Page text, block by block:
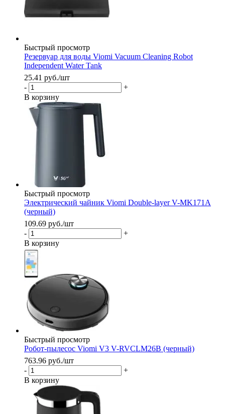
Быстрый просмотр
Резервуар для воды Viomi Vacuum Cleaning Robot
Independent Water Tank
25.41 руб./шт
-
+
В корзину
Быстрый просмотр
Электрический чайник Viomi Double-layer V-MK171A
(черный)
109.69 руб./шт
-
+
В корзину
Быстрый просмотр
Робот-пылесос Viomi V3 V-RVCLM26B (черный)
763.96 руб./шт
-
+
В корзину